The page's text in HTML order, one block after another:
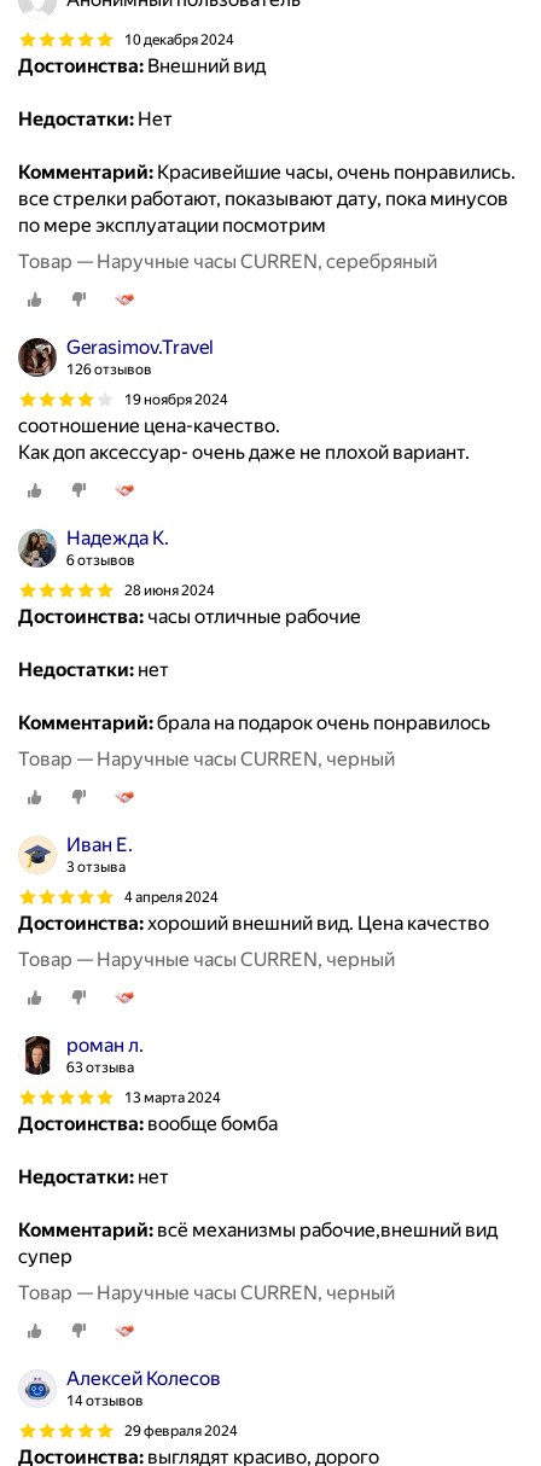
10 декабря 2024
Достоинства: Внешний вид
Недостатки: Нет
Комментарий: Красивейшие часы, очень понравились.
все стрелки работают, показывают дату, пока минусов
по мере эксплуатации посмотрим
Товар — Наручные часы CURREN, серебряный
Gerasimov.Travel
126 отзывов
19 ноября 2024
соотношение цена-качество.
Как доп аксессуар- очень даже не плохой вариант.
Надежда К.
6 отзывов
28 июня 2024
Достоинства: часы отличные рабочие
Недостатки: нет
Комментарий:брала на подарок очень понравилось
Товар — Наручные часы CURREN, черный
Иван Е.
3 отзыва
4 апреля 2024
Достоинства:хороший внешний вид. Цена качество
Товар — Наручные часы CURREN, черный
роман л.
63 отзыва
13 марта 2024
Достоинства: вообще бомба
Недостатки: нет
Комментарий: всё механизмы рабочие,внешний вид
супер
Товар — Наручные часы CURREN, черный
Алексей Колесов
14 отзывов
29 февраля 2024
Достоинства: выглядят красиво, дорого